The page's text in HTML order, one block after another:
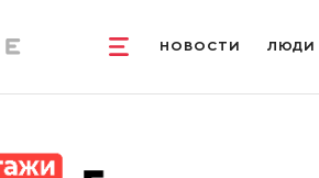
НОВОСТИ ЛЮДИ